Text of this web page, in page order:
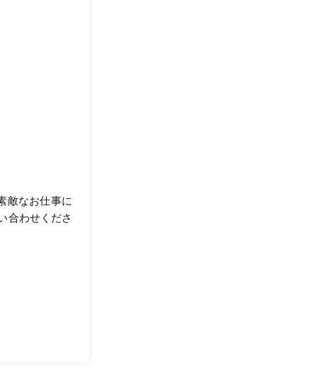
敵なお仕事に
合わせくださ